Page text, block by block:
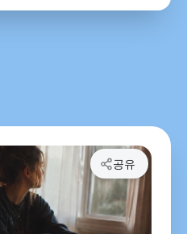
공유